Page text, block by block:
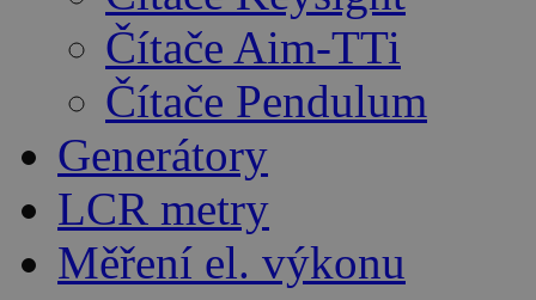
Čítače Aim-TTi
Čítače Pendulum
Generátory
LCR metry
Měření el. výkonu